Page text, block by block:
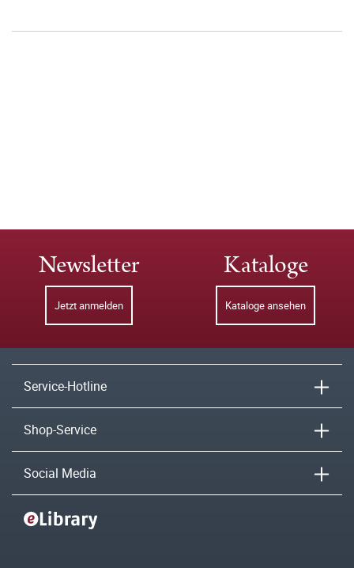
Newsletter
Jetzt anmelden
Kataloge
Kataloge ansehen
Service-Hotline
Shop-Service
Social Media